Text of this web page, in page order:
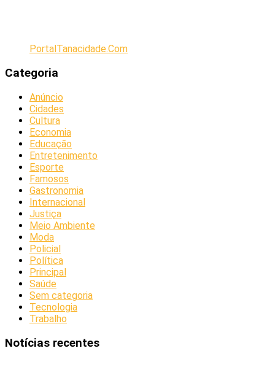
PortalTanacidade.Com
Categoria
Anúncio
Cidades
Cultura
Economia
Educação
Entretenimento
Esporte
Famosos
Gastronomia
Internacional
Justiça
Meio Ambiente
Moda
Policial
Política
Principal
Saúde
Sem categoria
Tecnologia
Trabalho
Notícias recentes